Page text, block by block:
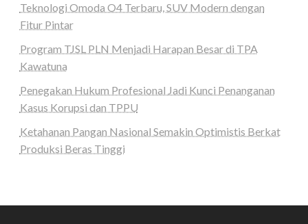
Teknologi Omoda O4 Terbaru, SUV Modern dengan
Fitur Pintar
Program TJSL PLN Menjadi Harapan Besar di TPA
Kawatuna
Penegakan Hukum Profesional Jadi Kunci Penanganan
Kasus Korupsi dan TPPU
Ketahanan Pangan Nasional Semakin Optimistis Berkat
Produksi Beras Tinggi